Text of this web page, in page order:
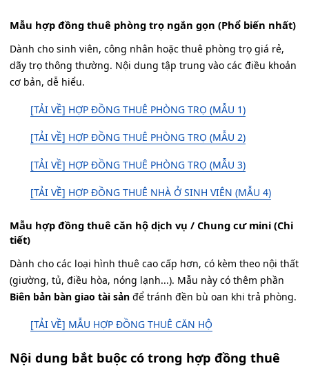
Mẫu hợp đồng thuê phòng trọ ngắn gọn (Phổ biến nhất)
Dành cho sinh viên, công nhân hoặc thuê phòng trọ giá rẻ,
dãy trọ thông thường. Nội dung tập trung vào các điều khoản
cơ bản, dễ hiểu.
[TẢI VỀ] HỢP ĐỒNG THUÊ PHÒNG TRỌ (MẪU 1)
[TẢI VỀ] HỢP ĐỒNG THUÊ PHÒNG TRỌ (MẪU 2)
[TẢI VỀ] HỢP ĐỒNG THUÊ PHÒNG TRỌ (MẪU 3)
[TẢI VỀ] HỢP ĐỒNG THUÊ NHÀ Ở SINH VIÊN (MẪU 4)
Mẫu hợp đồng thuê căn hộ dịch vụ / Chung cư mini (Chi
tiết)
Dành cho các loại hình thuê cao cấp hơn, có kèm theo nội thất
(giường, tủ, điều hòa, nóng lạnh...). Mẫu này có thêm phần
Biên bản bàn giao tài sản để tránh đền bù oan khi trả phòng.
[TẢI VỀ] MẪU HỢP ĐỒNG THUÊ CĂN HỘ
Nội dung bắt buộc có trong hợp đồng thuê